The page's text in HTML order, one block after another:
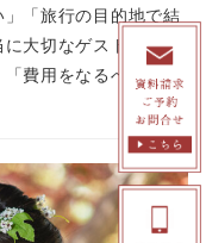
「旅行の目的地で結
大切なゲストだけで
「費用をなるべく […]